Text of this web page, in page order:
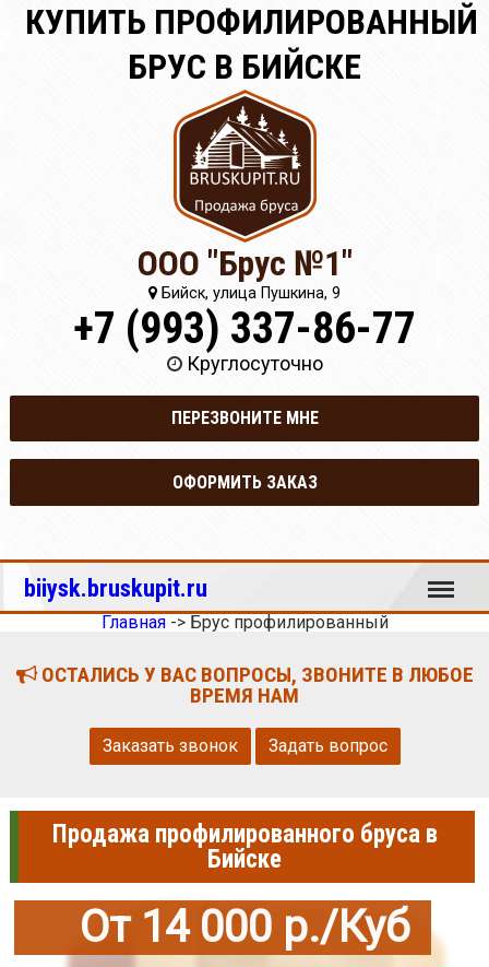
КУПИТЬ ПРОФИЛИРОВАННЫЙ
БРУС В БИЙСКЕ
ООО "Брус №1"
Бийск, улица Пушкина, 9
+7 (993) 337-86-77
Круглосуточно
ПЕРЕЗВОНИТЕ МНЕ
ОФОРМИТЬ ЗАКАЗ
biiysk.bruskupit.ru Меню
Главная-> Брус профилированный
ОСТАЛИСЬ У ВАС ВОПРОСЫ, ЗВОНИТЕ В ЛЮБОЕ
ВРЕМЯ НАМ
Заказать звонок Задать вопрос
Продажа профилированного бруса в
Бийске
От 14 000 р./Куб